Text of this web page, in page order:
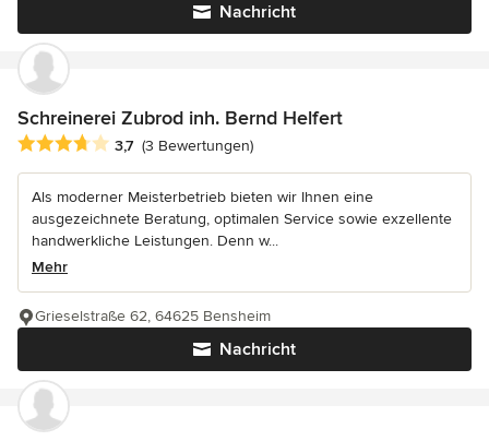
Nachricht
Schreinerei Zubrod inh. Bernd Helfert
Durchschnittliche Bewertung: 3.7 von 5 Sternen
3,7 (3 Bewertungen)
Als moderner Meisterbetrieb bieten wir Ihnen eine
ausgezeichnete Beratung, optimalen Service sowie exzellente
handwerkliche Leistungen. Denn w...
Mehr
Nachricht
Grieselstraße 62, 64625 Bensheim